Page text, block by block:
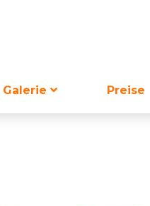
Galerie Preise